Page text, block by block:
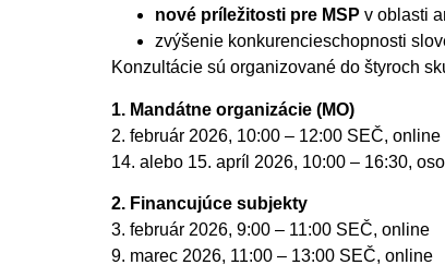
nové príležitosti pre MSP v oblasti
zvýšenie konkurencieschopnosti
Konzultácie sú organizované do štyroch
1. Mandátne organizácie (MO)
2. február 2026, 10:00 – 12:00 SEČ, online
14. alebo 15. apríl 2026, 10:00 – 16:30,
2. Financujúce subjekty
3. február 2026, 9:00 – 11:00 SEČ, online
9. marec 2026, 11:00 – 13:00 SEČ, online